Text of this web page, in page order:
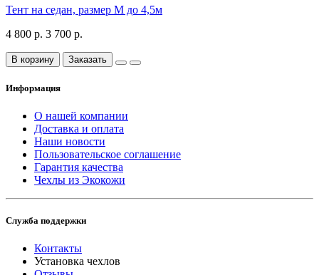
Тент на седан, размер М до 4,5м
4 800 р. 3 700 р.
В корзину Заказать
Информация
О нашей компании
Доставка и оплата
Наши новости
Пользовательское соглашение
Гарантия качества
Чехлы из Экокожи
Служба поддержки
Контакты
Установка чехлов